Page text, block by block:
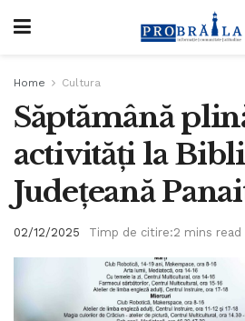
Home Cultura
Săptămână
activități la
Județeană
02/12/2025 Timp de citire:2 mins read